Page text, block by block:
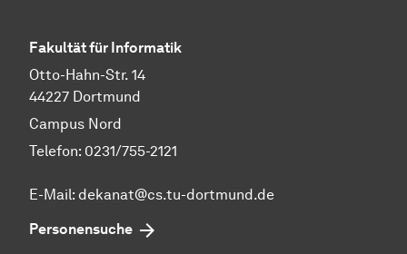
Fakultät für Informatik
Otto-Hahn-Str. 14
44227 Dortmund
Campus Nord
Telefon: 0231/755-2121
E-Mail: dekanat@cs.tu-dortmund.de
Personensuche